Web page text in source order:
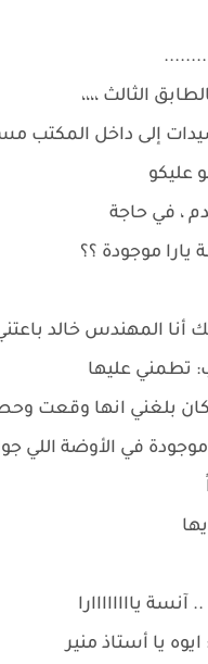
الثالث ،،،،
إلى داخل المكتب
عليكو
، في حاجة
يارا موجودة ؟؟
أنا المهندس خالد
تطمني عليها
، كان بلغني انها وقعت
في الأوضة اللي
آنسة ياااااااارا
يا أستاذ منير